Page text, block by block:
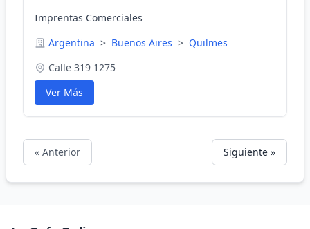
Imprentas Comerciales
Argentina > Buenos Aires > Quilmes
Calle 319 1275
Ver Más
« Anterior Siguiente »